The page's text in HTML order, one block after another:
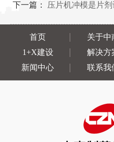
下一篇： 压片机冲模是片
首页 关于中
1+X建设
解决方
新闻中心
联系我